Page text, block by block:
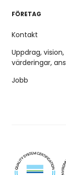
FÖRETAG
Kontakt
Uppdrag, vision,
värderingar,
Jobb